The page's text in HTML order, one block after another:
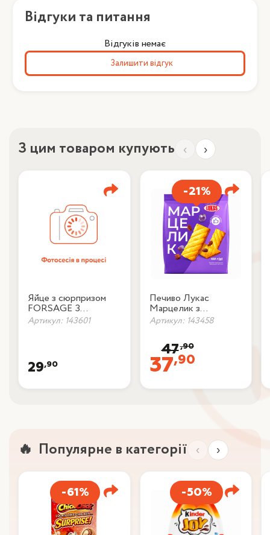
Відгуки та питання
Відгуків немає
Залишити відгук
З цим товаром купують ‹ ›
Яйце з сюрпризом
FORSAGE З
бісквітом та
шоколадним кремом
Артикул: 143601
29,90
-21%
Печиво Лукас
Марцелик з
родзинками 150г
Артикул: 143458
37,90
47,90
Популярне в категорії ‹ ›
-61% -50%